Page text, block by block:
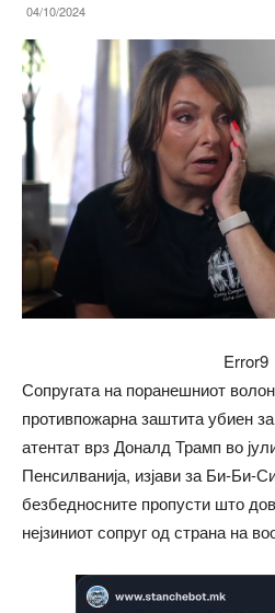
04/10/2024
Error9
Сопругата на поранешниот
противпожарна заштита убиен
атентат врз Доналд Трамп во
Пенсилванија, изјави за Би-Би-
безбедносните пропусти што
нејзиниот сопруг од страна на